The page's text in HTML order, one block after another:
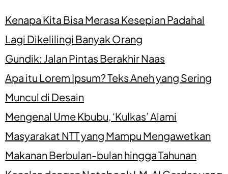
Kenapa Kita Bisa Merasa Kesepian Padahal
Lagi Dikelilingi Banyak Orang
Gundik: Jalan Pintas Berakhir Naas
Apa itu Lorem Ipsum? Teks Aneh yang Sering
Muncul di Desain
Mengenal Ume Kbubu, ‘Kulkas’ Alami
Masyarakat NTT yang Mampu Mengawetkan
Makanan Berbulan-bulan hingga Tahunan